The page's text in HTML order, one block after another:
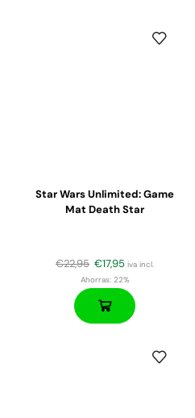
Star Wars Unlimited: Game
Mat Death Star
€22,95 €17,95 iva incl.
Ahorras:22%